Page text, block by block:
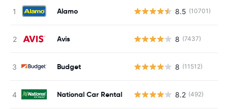
Alamo 8.5 (10701)
Avis 8 (7437)
Budget 8 (11512)
National Car Rental 8.2 (492)